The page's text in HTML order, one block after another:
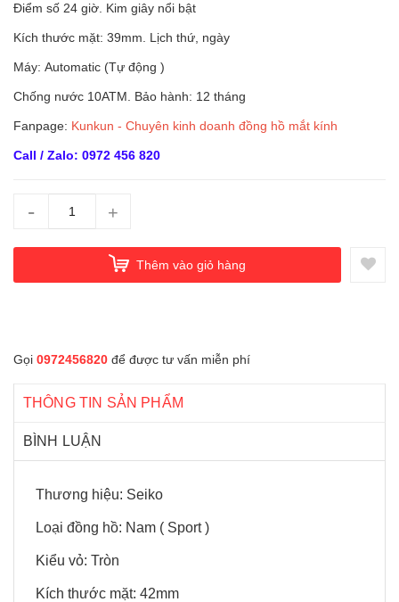
Điểm số 24 giờ. Kim giây nổi bật
Kích thước mặt: 39mm. Lịch thứ, ngày
Máy: Automatic (Tự động )
Chống nước 10ATM. Bảo hành: 12 tháng
Fanpage: Kunkun - Chuyên kinh doanh đồng hồ mắt kính
Call / Zalo: 0972 456 820
- +
Thêm vào giỏ hàng
Gọi 0972456820 để được tư vấn miễn phí
THÔNG TIN SẢN PHẨM
BÌNH LUẬN
Thương hiệu: Seiko
Loại đồng hồ: Nam ( Sport )
Kiểu vỏ: Tròn
Kích thước mặt: 42mm